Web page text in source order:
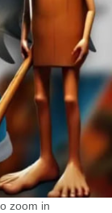
zoom in